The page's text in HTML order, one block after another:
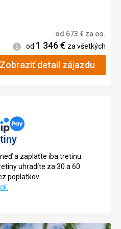
od 673 € za os.
Informácie
od 1 346€ za všetkých
Zobraziť detail zájazdu
a zaplaťte iba tretinu
uhradíte za 30 a 60
poplatkov.